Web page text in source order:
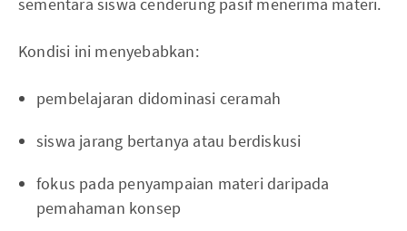
Kondisi ini menyebabkan:
pembelajaran didominasi ceramah
siswa jarang bertanya atau berdiskusi
fokus pada penyampaian materi daripada
pemahaman konsep